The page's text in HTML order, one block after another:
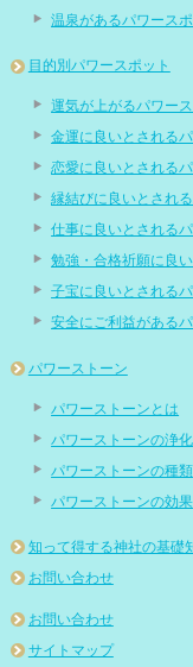
温泉があるパワースポ
目的別パワースポット
運気が上がるパワー
金運に良いとされる
恋愛に良いとされる
縁結びに良いとされ
仕事に良いとされる
勉強・合格祈願に良
子宝に良いとされる
安全にご利益がある
パワーストーン
パワーストーンとは
パワーストーンの浄化
パワーストーンの種類
パワーストーンの効果
知って得する神社の基礎
お問い合わせ
お問い合わせ
サイトマップ